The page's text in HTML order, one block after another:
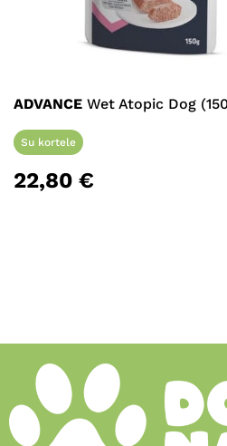
ADVANCE Wet Atopic Dog
Su kortele
22,80 €